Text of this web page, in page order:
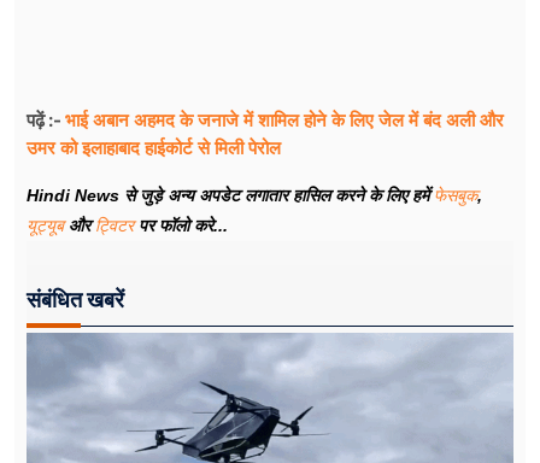
पढ़ें :- भाई अबान अहमद के जनाजे में शामिल होने के लिए जेल में बंद अली और
उमर को इलाहाबाद हाईकोर्ट से मिली पेरोल
Hindi News से जुड़े अन्य अपडेट लगातार हासिल करने के लिए हमेंफेसबुक,
यूट्यूबऔरट्विटरपर फॉलो करे...
संबंधित खबरें